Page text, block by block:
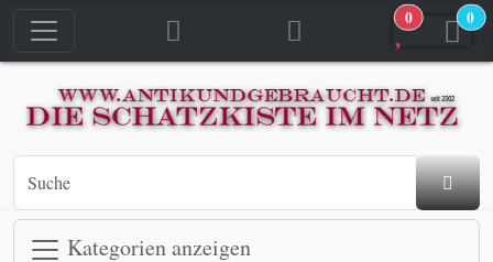
0 0
Kategorien anzeigen